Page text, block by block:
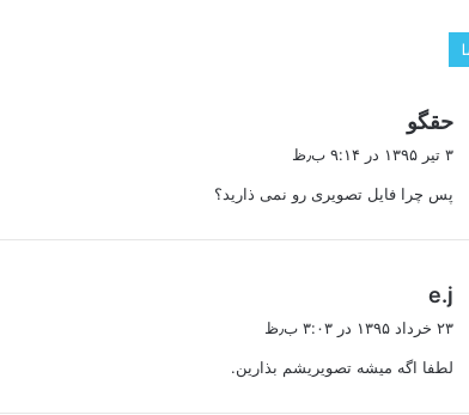
حقگو
:
۳ تیر ۱۳۹۵ در ۹:۱۴ ب٫ظ
پس چرا فایل تصویری رو نمی ذارید؟
e.j
ت
:
۲۳ خرداد ۱۳۹۵ در ۳:۰۳ ب٫ظ
لطفا اگه میشه تصویریشم بذارین.